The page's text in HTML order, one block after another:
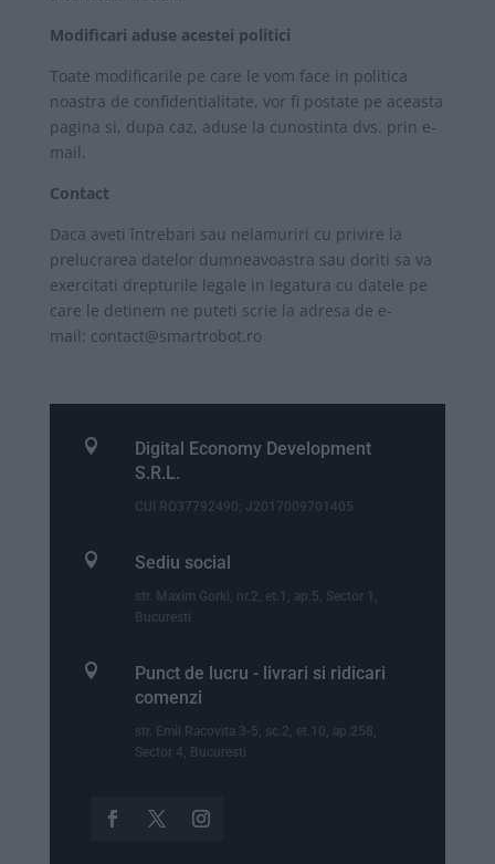
Modificari aduse acestei politici
Toate modificarile pe care le vom face in politica
noastra de confidentialitate, vor fi postate pe aceasta
pagina si, dupa caz, aduse la cunostinta dvs. prin e-
mail.
Contact
Daca aveti întrebari sau nelamuriri cu privire la
prelucrarea datelor dumneavoastra sau doriti sa va
exercitati drepturile legale in legatura cu datele pe
care le detinem ne puteti scrie la adresa de e-
mail: contact@smartrobot.ro

Digital Economy Development
S.R.L.
CUI RO37792490; J2017009701405
 Sediu social
str. Maxim Gorki, nr.2, et.1, ap.5, Sector 1,
Bucuresti

Punct de lucru - livrari si ridicari
comenzi
str. Emil Racovita 3-5, sc.2, et.10, ap.258,
Sector 4, Bucuresti